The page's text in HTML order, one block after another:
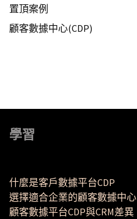
置頂案例
顧客數據中心(CDP)
學習
什麼是客戶數據平台CDP
選擇適合企業的顧客數據中心
顧客數據平台CDP與CRM差異